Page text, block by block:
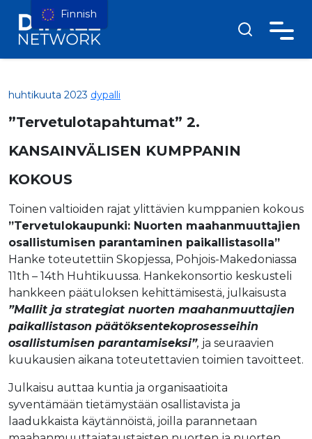
huhtikuuta 2023 dypalli
”Tervetulotapahtumat” 2.
KANSAINVÄLISEN KUMPPANIN
KOKOUS
Toinen valtioiden rajat ylittävien kumppanien kokous
”Tervetulokaupunki: Nuorten maahanmuuttajien
osallistumisen parantaminen paikallistasolla”
Hanke toteutettiin Skopjessa, Pohjois-Makedoniassa
11th – 14th Huhtikuussa. Hankekonsortio keskusteli
hankkeen päätuloksen kehittämisestä, julkaisusta
”Mallit ja strategiat nuorten maahanmuuttajien
paikallistason päätöksentekoprosesseihin
osallistumisen parantamiseksi”, ja seuraavien
kuukausien aikana toteutettavien toimien tavoitteet.
Julkaisu auttaa kuntia ja organisaatioita
syventämään tietämystään osallistavista ja
laadukkaista käytännöistä, joilla parannetaan
Finnish